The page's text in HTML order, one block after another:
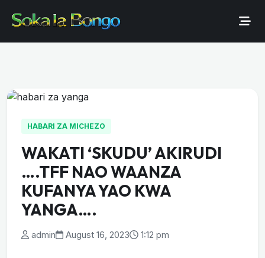
HABARI ZA MICHEZO
WAKATI ‘SKUDU’ AKIRUDI
….TFF NAO WAANZA
KUFANYA YAO KWA
YANGA….
admin August 16, 2023 1:12 pm